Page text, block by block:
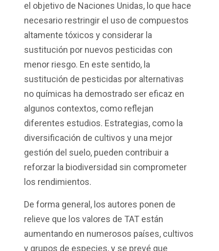
el objetivo de Naciones Unidas, lo que hace
necesario restringir el uso de compuestos
altamente tóxicos y considerar la
sustitución por nuevos pesticidas con
menor riesgo. En este sentido, la
sustitución de pesticidas por alternativas
no químicas ha demostrado ser eficaz en
algunos contextos, como reflejan
diferentes estudios. Estrategias, como la
diversificación de cultivos y una mejor
gestión del suelo, pueden contribuir a
reforzar la biodiversidad sin comprometer
los rendimientos.
De forma general, los autores ponen de
relieve que los valores de TAT están
aumentando en numerosos países, cultivos
y grupos de especies, y se prevé que